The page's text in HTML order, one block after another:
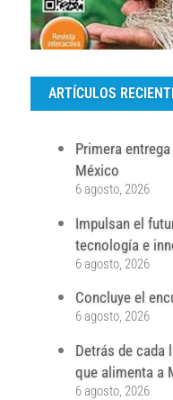
ARTÍCULOS
Primera
México
6 agosto, 2026
Impulsan el
tecnología e
6 agosto, 2026
Concluye el
6 agosto, 2026
Detrás de cada
que alimenta a
6 agosto, 2026